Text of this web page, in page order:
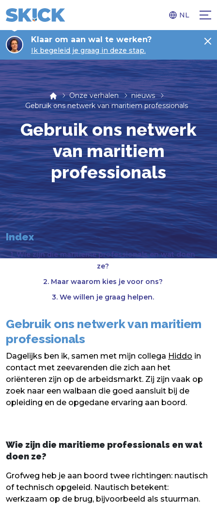
NL
Klaar om aan wal te werken?
Ik begeleid je graag in deze stap.
Onze verhalen
nieuws
Gebruik ons netwerk van maritiem professionals
Gebruik ons netwerk
van maritiem
professionals
Index
1. Wie zijn die maritieme professionals en wat doen
ze?
2. Maar waarom kies je voor ons?
3. We willen je graag helpen.
Gebruik ons netwerk van maritiem
professionals
Dagelijks ben ik, samen met mijn collega Hiddo in
contact met zeevarenden die zich aan het
oriënteren zijn op de arbeidsmarkt. Zij zijn vaak op
zoek naar een walbaan die goed aansluit bij de
opleiding en de opgedane ervaring aan boord.
Wie zijn die maritieme professionals en wat
doen ze?
Grofweg heb je aan boord twee richtingen: nautisch
of technisch opgeleid. Nautisch betekent:
werkzaam op de brug, bijvoorbeeld als stuurman.